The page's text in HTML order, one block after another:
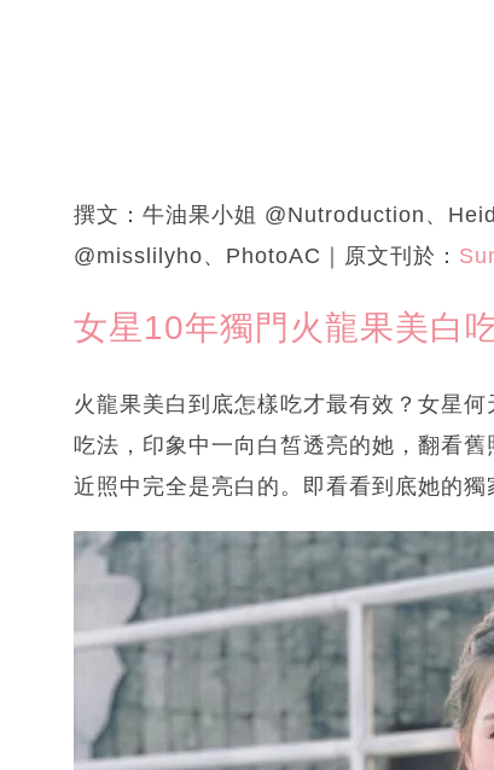
撰文：牛油果小姐 @Nutroduction、
@misslilyho、PhotoAC｜原文刊於：
女星10年獨門火龍果美白
火龍果美白到底怎樣吃才最有效？女星
吃法，印象中一向白皙透亮的她，翻看
近照中完全是亮白的。即看看到底她的獨